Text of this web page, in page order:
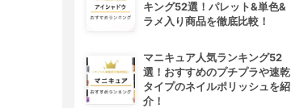
キング52選！パレット&単色&
ラメ入り商品を徹底比較！
マニキュア人気ランキング52
選！おすすめのプチプラや速乾
タイプのネイルポリッシュを紹
介！